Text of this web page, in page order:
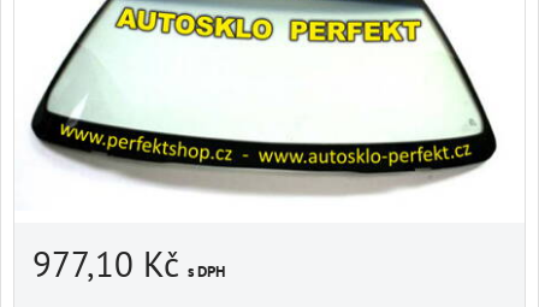
977,10 Kč s DPH